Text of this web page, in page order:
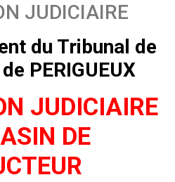
JUDICIAIRE
du Tribunal de
PERIGUEUX
JUDICIAIRE
DE